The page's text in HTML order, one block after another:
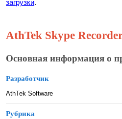
загрузки.
AthTek Skype
Основная информация о
Разработчик
AthTek Software
Рубрика